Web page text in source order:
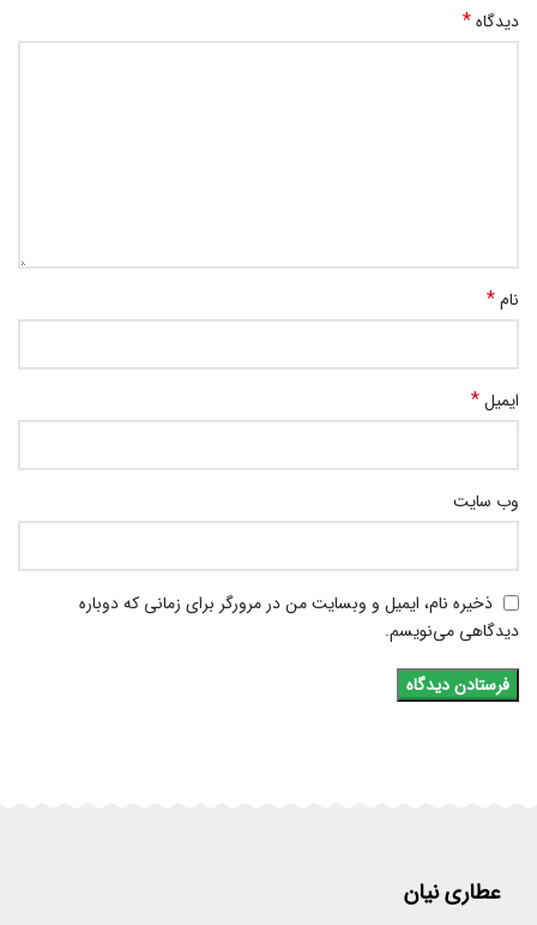
دیدگاه*
نام*
ایمیل*
وب‌ سایت
ذخیره نام، ایمیل و وبسایت من در مرورگر برای زمانی که دوباره
دیدگاهی می‌نویسم.
عطاری نیان